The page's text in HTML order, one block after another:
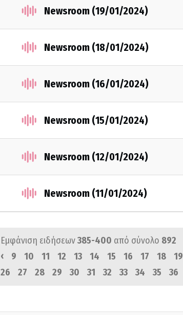
Newsroom (19/01/2024)
Newsroom (18/01/2024)
Newsroom (16/01/2024)
Newsroom (15/01/2024)
Newsroom (12/01/2024)
Newsroom (11/01/2024)
Εμφάνιση ειδήσεων385-400 από σύνολο 892
‹
9 10 11 12 13 14 15 16 17 18 19
26
27 28 29 30 31 32 33 34 35 36